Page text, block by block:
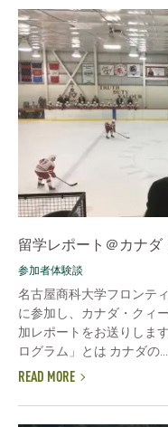
留学レポート＠カナダ
参加者体験談
名古屋商科大学フロンテ
に参加し、カナダ・クィ
加レポートをお送りしま
ログラム」とは カナダの...
READ MORE